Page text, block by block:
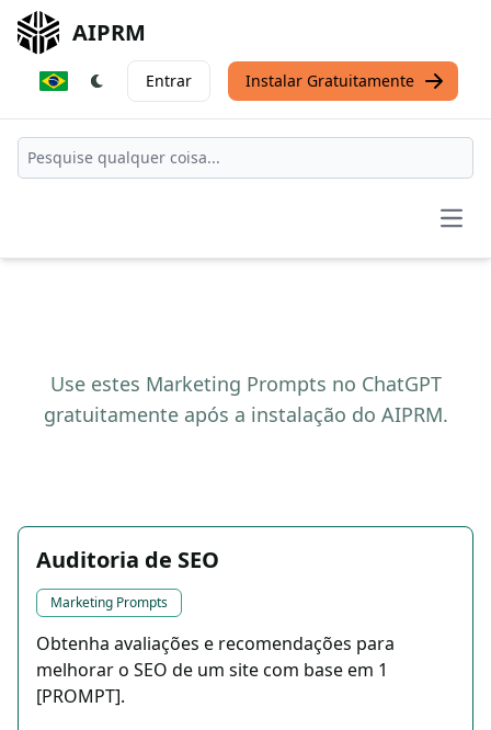
AIPRM
Entrar Instalar Gratuitamente
Use estes Marketing Prompts no ChatGPT
gratuitamente após a instalação do AIPRM.
Auditoria de SEO
Marketing Prompts
Obtenha avaliações e recomendações para
melhorar o SEO de um site com base em 1
[PROMPT].